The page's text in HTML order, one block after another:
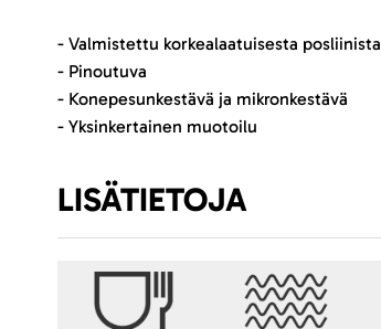
- Valmistettu korkealaatuisesta posliinista
- Pinoutuva
- Konepesunkestävä ja mikronkestävä
- Yksinkertainen muotoilu
LISÄTIETOJA